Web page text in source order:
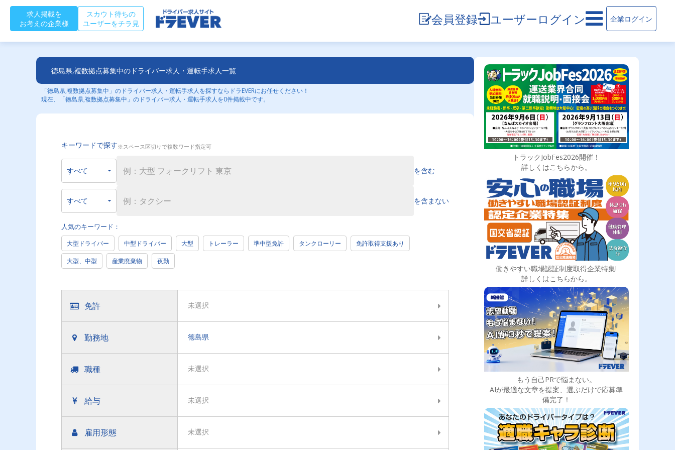
求人掲載を
お考えの企業様
スカウト待ちの
ユーザーをチラ見
会員登録 ユーザーログイン 企業ログイン
徳島県,複数拠点募集中のドライバー求人・運転手求人一覧
「徳島県,複数拠点募集中」のドライバー求人・運転手求人を探すならドラEVERにお任せください！
現在、「徳島県,複数拠点募集中」のドライバー求人・運転手求人を0件掲載中です。
キーワードで探す※スペース区切りで複数ワード指定可
を含む
を含まない
人気のキーワード：
大型ドライバー 中型ドライバー 大型 トレーラー 準中型免許 タンクローリー 免許取得支援あり
大型、中型 産業廃棄物 夜勤
免許 未選択
勤務地 徳島県
職種 未選択
給与 未選択
雇用形態 未選択
トラックJobFes2026開催！
詳しくはこちらから。
働きやすい職場認証制度取得企業特集!
詳しくはこちらから。
もう自己PRで悩まない。
AIが最適な文章を提案、選ぶだけで応募準
備完了！